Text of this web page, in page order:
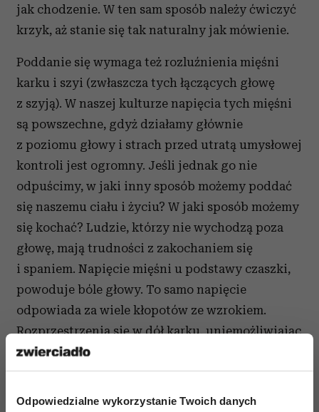
Odpowiedzialne wykorzystanie Twoich danych
jak chodzenie. W ten sam sposób należy ćwiczyć
krzyk, aż stanie się tak naturalny jak mówienie.
Poddanie się wymaga też rozluźnienia mięśni
karku i szyi (zwłaszcza tych łączących głowę
z szyją). W naszej kulturze napięcia tych mięśni
są powszechne, gdyż działamy głównie
z poziomu głowy i strach przed utratą umysłowej
kontroli jest ogromny. Jeśli jednak go nie
odpuścimy, w jaki inny sposób możemy poddać
się naszemu ciału i życiu? W jaki sposób możemy
się kochać? Ludzie, którzy nie wychodzą poza
głowę, mają trudności z zakochaniem się
i spaniem. Napięcie mięśni u podstawy czaszki,
powoduje bóle głowy. To samo napięcie
odpowiada za wiele kłopotów ze wzrokiem.
Rozprzestrzenia się w dół karku, uniemożliwiając
swobodny ruch głowy.
Czytaj także